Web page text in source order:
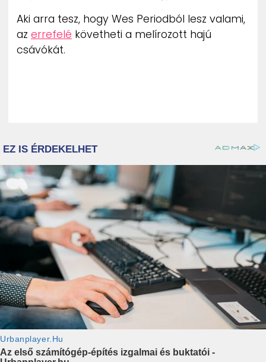
Aki arra tesz, hogy Wes Periodból lesz valami,
az errefelé követheti a melírozott hajú
csávókát.